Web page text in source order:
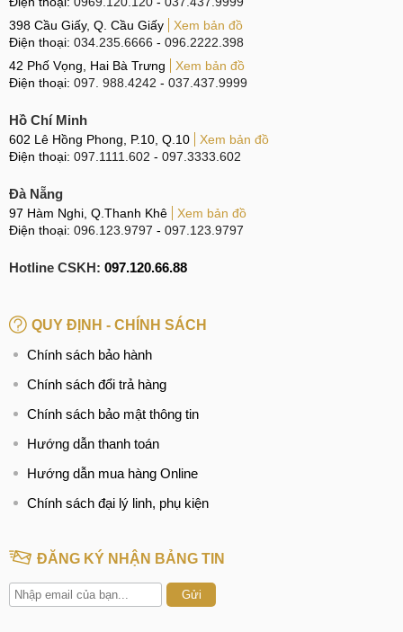
398 Cầu Giấy, Q. Cầu Giấy
Xem bản đồ
Điện thoại: 034.235.6666 - 096.2222.398
42 Phố Vọng, Hai Bà Trưng
Xem bản đồ
Điện thoại: 097. 988.4242 - 037.437.9999
Hồ Chí Minh
602 Lê Hồng Phong, P.10, Q.10
Xem bản đồ
Điện thoại: 097.1111.602 - 097.3333.602
Đà Nẵng
97 Hàm Nghi, Q.Thanh Khê
Xem bản đồ
Điện thoại: 096.123.9797 - 097.123.9797
Hotline CSKH: 097.120.66.88
QUY ĐỊNH - CHÍNH SÁCH
Chính sách bảo hành
Chính sách đổi trả hàng
Chính sách bảo mật thông tin
Hướng dẫn thanh toán
Hướng dẫn mua hàng Online
Chính sách đại lý linh, phụ kiện
ĐĂNG KÝ NHẬN BẢNG TIN
Gửi